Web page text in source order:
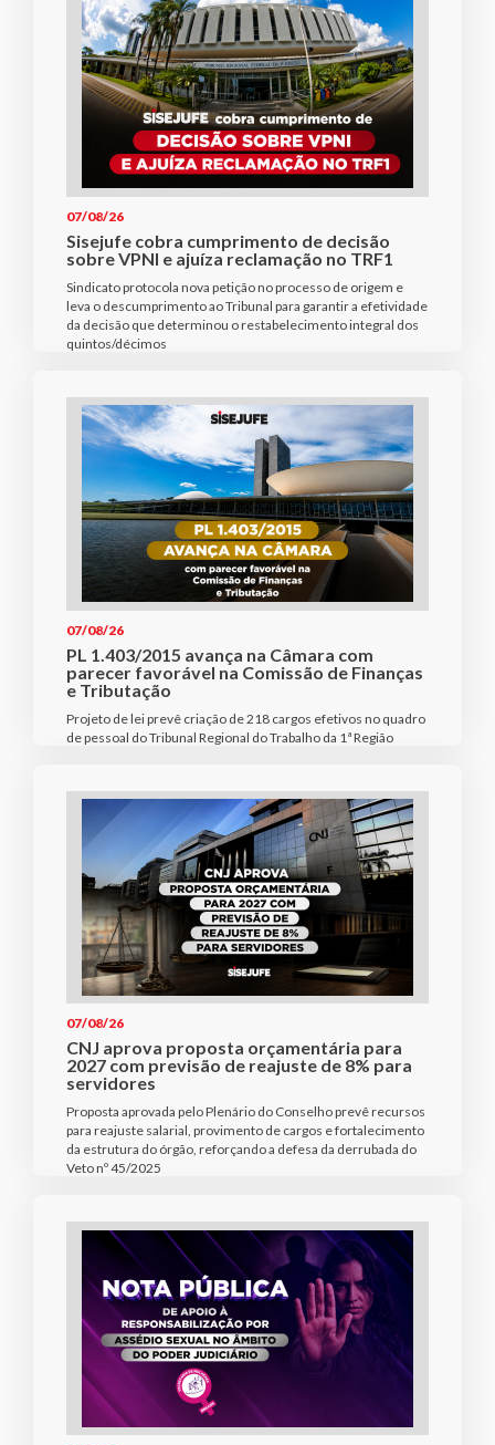
07/08/26
Sisejufe cobra cumprimento de decisão
sobre VPNI e ajuíza reclamação no TRF1
Sindicato protocola nova petição no processo de origem e
leva o descumprimento ao Tribunal para garantir a efetividade
da decisão que determinou o restabelecimento integral dos
quintos/décimos
07/08/26
PL 1.403/2015 avança na Câmara com
parecer favorável na Comissão de Finanças
e Tributação
Projeto de lei prevê criação de 218 cargos efetivos no quadro
de pessoal do Tribunal Regional do Trabalho da 1ª Região
07/08/26
CNJ aprova proposta orçamentária para
2027 com previsão de reajuste de 8% para
servidores
Proposta aprovada pelo Plenário do Conselho prevê recursos
para reajuste salarial, provimento de cargos e fortalecimento
da estrutura do órgão, reforçando a defesa da derrubada do
Veto nº 45/2025